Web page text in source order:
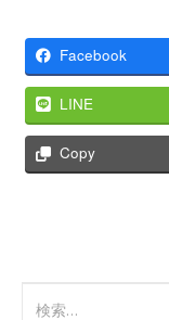
Facebook
LINE
Copy